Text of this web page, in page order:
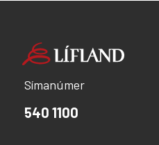
Símanúmer
540 1100